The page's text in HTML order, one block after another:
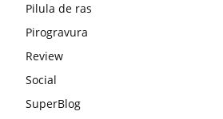
Pilula de ras
Pirogravura
Review
Social
SuperBlog